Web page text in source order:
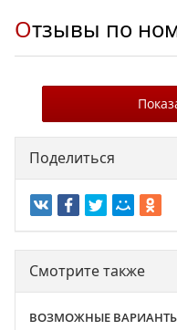
Отзывы по
Поделиться
Смотрите также
ВОЗМОЖНЫЕ